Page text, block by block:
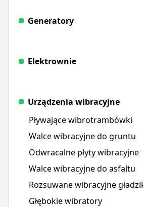
Generatory
Elektrownie
Urządzenia wibracyjne
Pływające wibrotrambówki
Walce wibracyjne do gruntu
Odwracalne płyty wibracyjne
Walce wibracyjne do asfaltu
Rozsuwane wibracyjne
Głębokie wibratory